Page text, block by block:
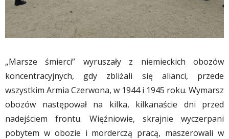
„Marsze śmierci” wyruszały z niemieckich obozów
koncentracyjnych, gdy zbliżali się alianci, przede
wszystkim Armia Czerwona, w 1944 i 1945 roku. Wymarsz
obozów następował na kilka, kilkanaście dni przed
nadejściem frontu. Więźniowie, skrajnie wyczerpani
pobytem w obozie i morderczą pracą, maszerowali w